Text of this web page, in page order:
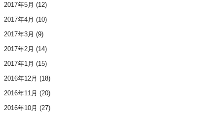
2017年5月 (12)
2017年4月 (10)
2017年3月 (9)
2017年2月 (14)
2017年1月 (15)
2016年12月 (18)
2016年11月 (20)
2016年10月 (27)